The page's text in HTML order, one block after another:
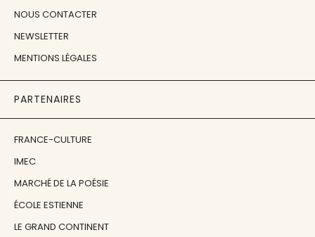
NOUS CONTACTER
NEWSLETTER
MENTIONS LÉGALES
PARTENAIRES
FRANCE-CULTURE
IMEC
MARCHÉ DE LA POÉSIE
ÉCOLE ESTIENNE
LE GRAND CONTINENT